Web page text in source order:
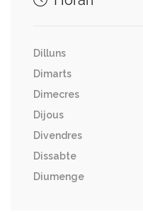
Dilluns
Dimarts
Dimecres
Dijous
Divendres
Dissabte
Diumenge